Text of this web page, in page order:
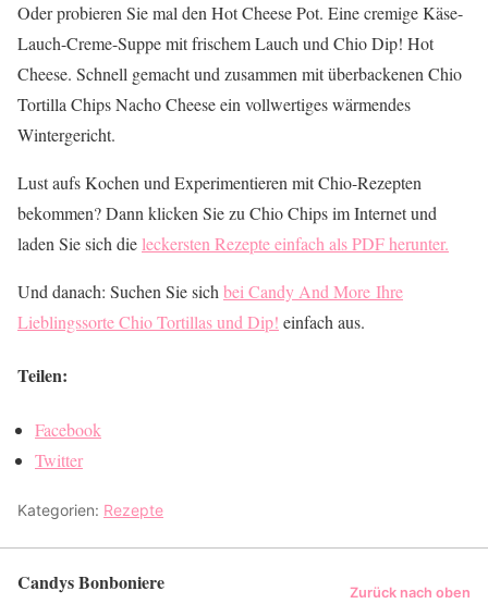
Oder probieren Sie mal den Hot Cheese Pot. Eine cremige Käse-
Lauch-Creme-Suppe mit frischem Lauch und Chio Dip! Hot
Cheese. Schnell gemacht und zusammen mit überbackenen Chio
Tortilla Chips Nacho Cheese ein vollwertiges wärmendes
Wintergericht.
Lust aufs Kochen und Experimentieren mit Chio-Rezepten
bekommen? Dann klicken Sie zu Chio Chips im Internet und
laden Sie sich dieleckersten Rezepte einfach als PDF herunter.
Und danach: Suchen Sie sich bei Candy And More Ihre
Lieblingssorte Chio Tortillas und Dip! einfach aus.
Teilen:
Facebook
Twitter
Kategorien: Rezepte
Candys Bonboniere Zurück nach oben